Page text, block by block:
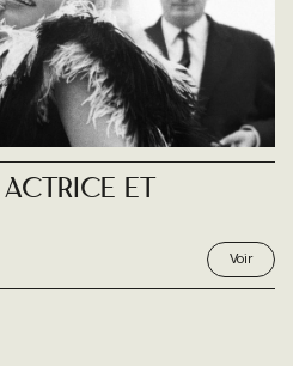
actrice et
Voir